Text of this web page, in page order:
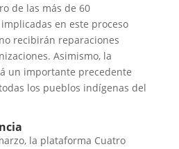
de las más de 60
en este proceso
recibirán reparaciones
Asimismo, la
un importante precedente
los pueblos indígenas del
la plataforma Cuatro